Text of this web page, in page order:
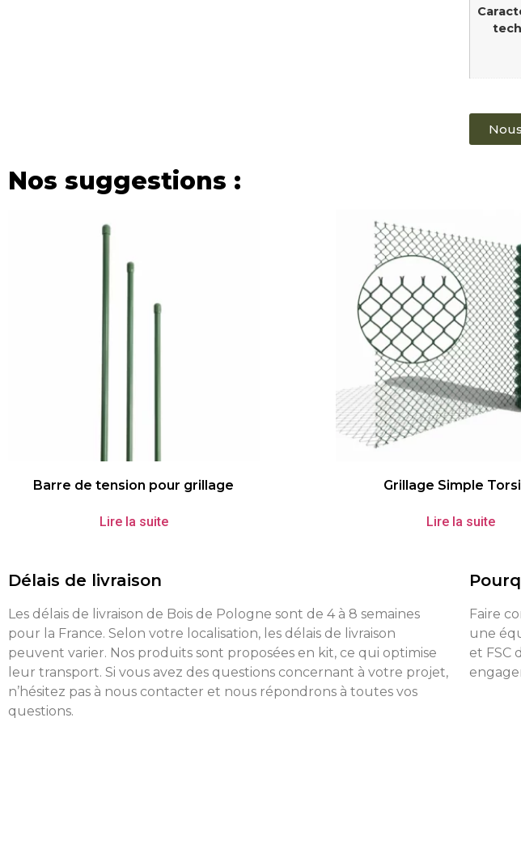
Nos suggestions :
Barre de tension pour grillage
Lire la suite
Grillage Simple
Lire la suite
Délais de livraison
Les délais de livraison de Bois de Pologne sont de 4 à 8 semaines
pour la France. Selon votre localisation, les délais de livraison
peuvent varier. Nos produits sont proposées en kit, ce qui optimise
leur transport. Si vous avez des questions concernant à votre projet,
n’hésitez pas à nous contacter et nous répondrons à toutes vos
questions.
Faire
une
et FSC